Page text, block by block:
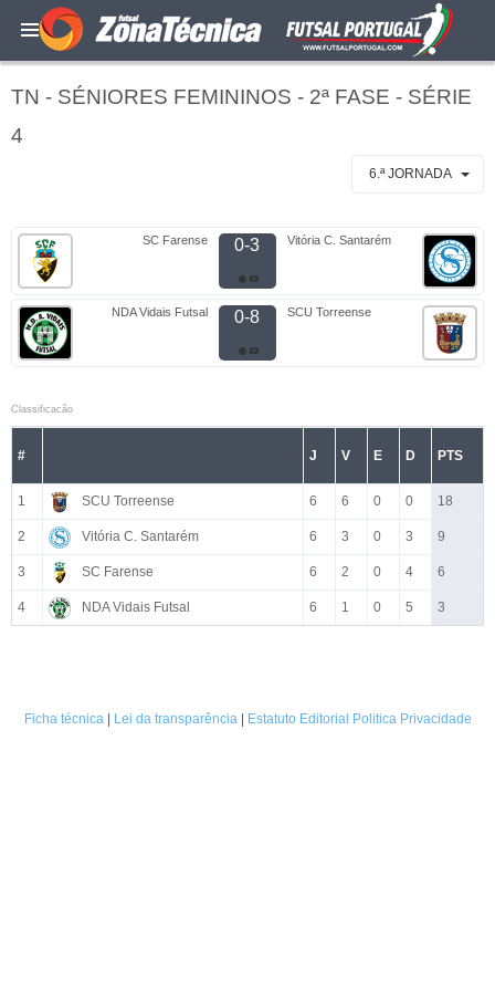
TN - SÉNIORES FEMININOS - 2ª FASE - SÉRIE
4
6.ª JORNADA
SC Farense 0-3 Vitória C. Santarém
NDA Vidais Futsal 0-8 SCU Torreense
Classificacão
# J V E D PTS
1 SCU Torreense 6 6 0 0 18
2 Vitória C. Santarém 6 3 0 3 9
3 SC Farense 6 2 0 4 6
4 NDA Vidais Futsal 6 1 0 5 3
Ficha técnica| Lei da transparência| Estatuto Editorial Politica Privacidade